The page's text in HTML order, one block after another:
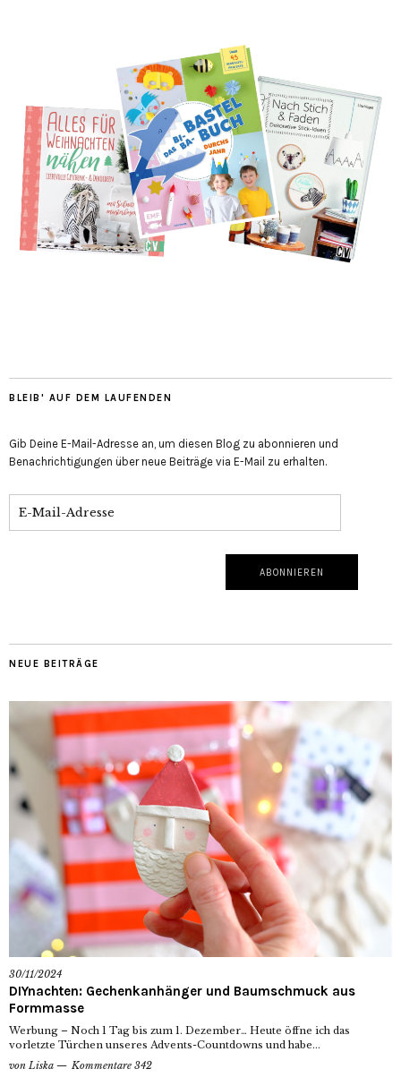
BLEIB' AUF DEM LAUFENDEN
Gib Deine E-Mail-Adresse an, um diesen Blog zu abonnieren und
Benachrichtigungen über neue Beiträge via E-Mail zu erhalten.
NEUE BEITRÄGE
30/11/2024
DIYnachten: Gechenkanhänger und Baumschmuck aus
Formmasse
Werbung – Noch 1 Tag bis zum 1. Dezember… Heute öffne ich das
vorletzte Türchen unseres Advents-Countdowns und habe...
von Liska Kommentare 342